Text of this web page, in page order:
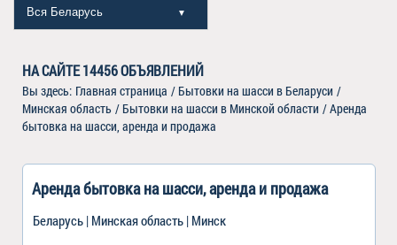
Вся Беларусь ▼
НА САЙТЕ14456ОБЪЯВЛЕНИЙ
Вы здесь: Главная страница / Бытовки на шасси в Беларуси /
Минская область / Бытовки на шасси в Минской области /Аренда
бытовка на шасси, аренда и продажа
Аренда бытовка на шасси, аренда и продажа
Беларусь | Минская область | Минск